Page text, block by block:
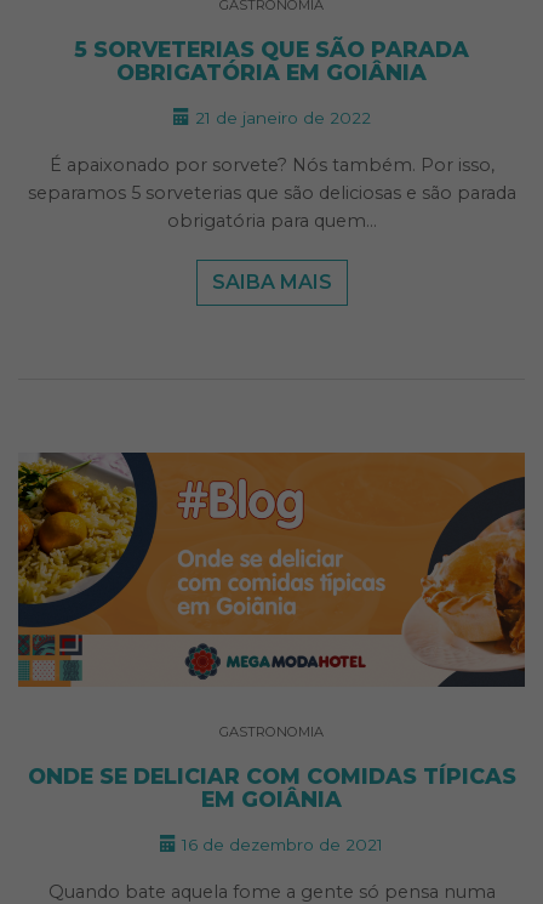
GASTRONOMIA
5 SORVETERIAS QUE SÃO PARADA
OBRIGATÓRIA EM GOIÂNIA
21 de janeiro de 2022
É apaixonado por sorvete? Nós também. Por isso,
separamos 5 sorveterias que são deliciosas e são parada
obrigatória para quem…
SAIBA MAIS
GASTRONOMIA
ONDE SE DELICIAR COM COMIDAS TÍPICAS
EM GOIÂNIA
16 de dezembro de 2021
Quando bate aquela fome a gente só pensa numa